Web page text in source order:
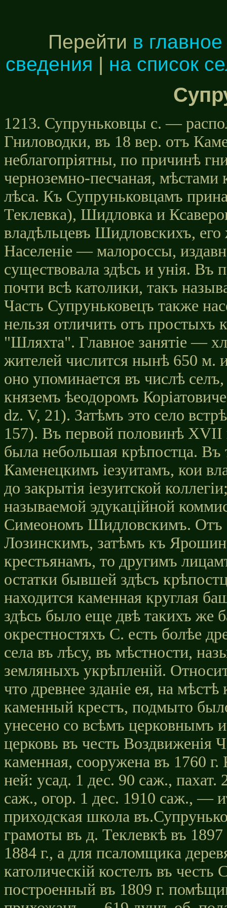
Перейти в
сведения | на список
1213. Супруньковцы с. —
Гниловодки, въ 18 вер. отъ
неблагопріятны, по причинѣ
черноземно-песчаная, мѣстами
лѣса. Къ Супруньковцамъ
Теклевка), Шидловка и
владѣльцевъ Шидловскихъ,
Населеніе — малороссы,
существовала здѣсь и унія. Въ
почти всѣ католики, такъ
Часть Супруньковецъ также
нельзя отличить отъ простыхъ
"Шляхта". Главное занятіе —
жителей числится нынѣ 650 м.
оно упоминается въ числѣ
княземъ ѣеодоромъ
dz. V, 21). Затѣмъ это село
157). Въ первой половинѣ XVII
была небольшая крѣпостца.
Каменецкимъ іезуитамъ, кои
до закрытія іезуитской
называемой эдукаційной
Симеономъ Шидловскимъ.
Лозинскимъ, затѣмъ къ
крестьянамъ, то другимъ
остатки бывшей здѣсъ
находится каменная круглая
здѣсь было еще двѣ такихъ
окрестностяхъ С. есть болѣе
села въ лѣсу, въ мѣстности,
земляныхъ укрѣпленій.
что древнее зданіе ея, на
каменный крестъ, подмыто
унесено со всѣмъ
церковь въ честь Воздвиженія
каменная, сооружена въ 1760
ней: усад. 1 дес. 90 саж.,
саж., огор. 1 дес. 1910 саж., —
приходская школа
грамоты въ д. Теклевкѣ въ
1884 г., а для псаломщика
католическій костелъ въ
построенный въ 1809 г.